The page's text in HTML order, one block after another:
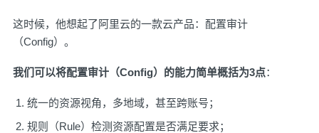
这时候，他想起了阿里云的一款云产品： 配置审计
（Config） 。
我们可以将配置审计（Config）的能力简单概括为3点：
统一的资源视角，多地域，甚至跨账号；
规则（Rule）检测资源配置是否满足要求；